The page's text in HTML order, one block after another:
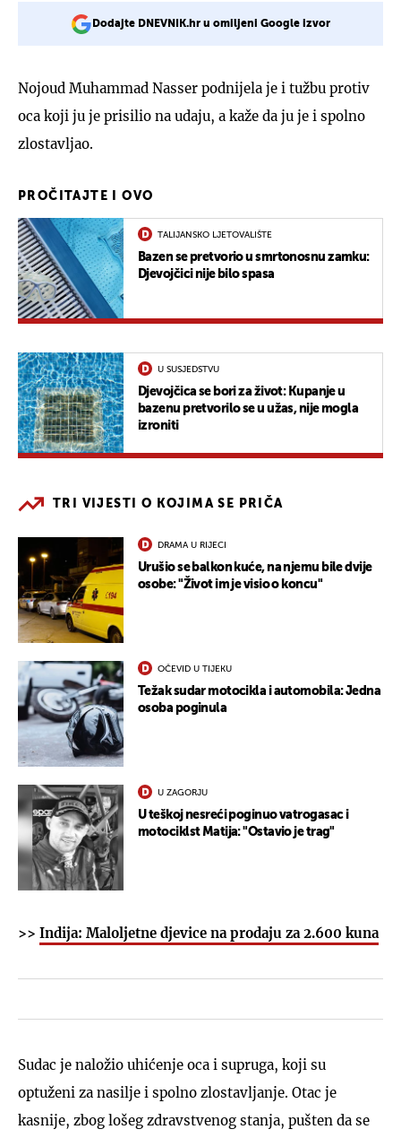
Dodajte DNEVNIK.hr u omiljeni Google izvor
Nojoud Muhammad Nasser podnijela je i tužbu protiv
oca koji ju je prisilio na udaju, a kaže da ju je i spolno
zlostavljao.
PROČITAJTE I OVO
TALIJANSKO LJETOVALIŠTE
Bazen se pretvorio u smrtonosnu zamku:
Djevojčici nije bilo spasa
U SUSJEDSTVU
Djevojčica se bori za život: Kupanje u
bazenu pretvorilo se u užas, nije mogla
izroniti
TRI VIJESTI O KOJIMA SE PRIČA
DRAMA U RIJECI
Urušio se balkon kuće, na njemu bile dvije
osobe: "Život im je visio o koncu"
OČEVID U TIJEKU
Težak sudar motocikla i automobila: Jedna
osoba poginula
U ZAGORJU
U teškoj nesreći poginuo vatrogasac i
motociklst Matija: "Ostavio je trag"
>> Indija: Maloljetne djevice na prodaju za 2.600 kuna
Sudac je naložio uhićenje oca i supruga, koji su
optuženi za nasilje i spolno zlostavljanje. Otac je
kasnije, zbog lošeg zdravstvenog stanja, pušten da se